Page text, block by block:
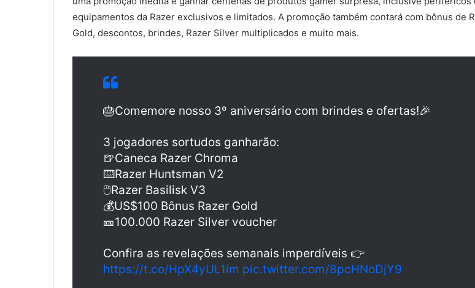
equipamentos da Razer exclusivos e limitados. A promoção também contará com bônus de
Gold, descontos, brindes, Razer Silver multiplicados e muito mais.
🎂Comemore nosso 3º aniversário com brindes e ofertas!🎉
3 jogadores sortudos ganharão:
🍺Caneca Razer Chroma
⌨️Razer Huntsman V2
🖱️Razer Basilisk V3
💰US$100 Bônus Razer Gold
🎫100.000 Razer Silver voucher
Confira as revelações semanais imperdíveis 👉
https://t.co/HpX4yUL1im pic.twitter.com/8pcHNoDjY9